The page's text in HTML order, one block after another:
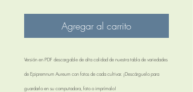
Agregar al carrito
Versión en PDF descargable de alta calidad de nuestra tabla de variedades
de Epipremnum Aureum con fotos de cada cultivar. ¡Descárguelo para
guardarlo en su computadora, foto o imprímalo!